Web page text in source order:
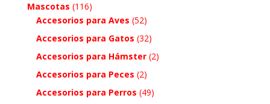
Mascotas (116)
Accesorios para Aves (52)
Accesorios para Gatos (32)
Accesorios para Hámster (2)
Accesorios para Peces (2)
Accesorios para Perros (49)